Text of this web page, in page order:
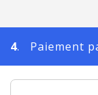
4. Paiement